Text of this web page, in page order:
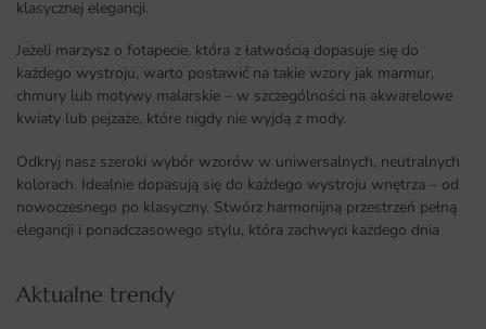
klasycznej elegancji.
Jeżeli marzysz o fotapecie, która z łatwością dopasuje się do
każdego wystroju, warto postawić na takie wzory jak marmur,
chmury lub motywy malarskie – w szczególności na akwarelowe
kwiaty lub pejzaże, które nigdy nie wyjdą z mody.
Odkryj nasz szeroki wybór wzorów w uniwersalnych, neutralnych
kolorach. Idealnie dopasują się do każdego wystroju wnętrza – od
nowoczesnego po klasyczny. Stwórz harmonijną przestrzeń pełną
elegancji i ponadczasowego stylu, która zachwyci każdego dnia
Aktualne trendy​